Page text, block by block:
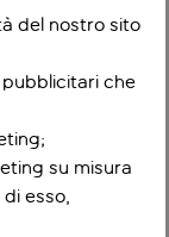
del nostro sito
che
su misura
esso,